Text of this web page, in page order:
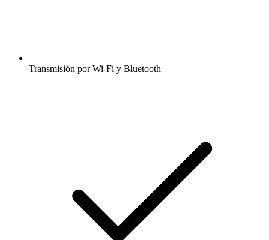
Transmisión por Wi-Fi y Bluetooth